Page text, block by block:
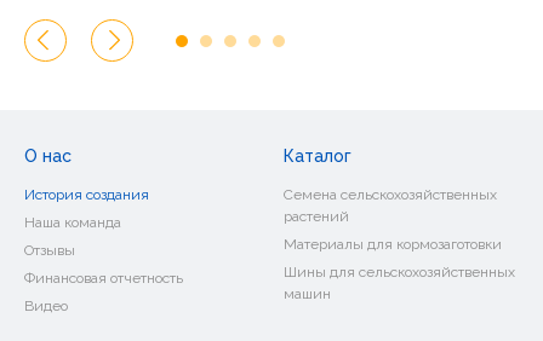
Бухгалтерский баланс 3 кв. 2022
Отчет о прибылях и убытках 3 кв
Бух. баланс 1 кв. 2023
Отчет о прибылях и убытках 1кв. 2023
Бухгалтерский баланс 2 кв. 2023
Отчет о прибылях и убытках 2 кв. 2023
Расчет стоимости чистых активов 2 кв. 2023
О нас
История создания
Наша команда
Отзывы
Финансовая отчетность
Видео
Каталог
Семена сельскохозяйственных
растений
Материалы для кормозаготовки
Шины для сельскохозяйственных
машин